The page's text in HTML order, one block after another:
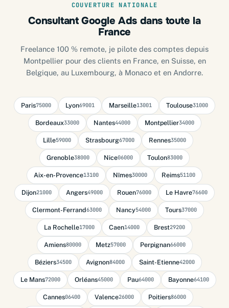
COUVERTURE NATIONALE
Consultant Google Ads dans toute la
France
Freelance 100 % remote, je pilote des comptes depuis
Montpellier pour des clients en France, en Suisse, en
Belgique, au Luxembourg, à Monaco et en Andorre.
Paris75000 Lyon69001 Marseille13001 Toulouse31000
Bordeaux33000 Nantes44000 Montpellier34000
Lille59000 Strasbourg67000 Rennes35000
Grenoble38000 Nice06000 Toulon83000
Aix-en-Provence13100 Nîmes30000 Reims51100
Dijon21000 Angers49000 Rouen76000 Le Havre76600
Clermont-Ferrand63000 Nancy54000 Tours37000
La Rochelle17000 Caen14000 Brest29200
Amiens80000 Metz57000 Perpignan66000
Béziers34500 Avignon84000 Saint-Etienne42000
Le Mans72000 Orléans45000 Pau64000 Bayonne64100
Cannes06400 Valence26000 Poitiers86000